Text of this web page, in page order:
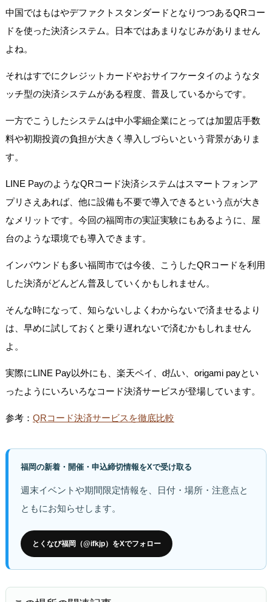
中国ではもはやデファクトスタンダードとなりつつあるQRコー
ドを使った決済システム。日本ではあまりなじみがありません
よね。
それはすでにクレジットカードやおサイフケータイのようなタ
ッチ型の決済システムがある程度、普及しているからです。
一方でこうしたシステムは中小零細企業にとっては加盟店手数
料や初期投資の負担が大きく導入しづらいという背景がありま
す。
LINE PayのようなQRコード決済システムはスマートフォンア
プリさえあれば、他に設備も不要で導入できるという点が大き
なメリットです。今回の福岡市の実証実験にもあるように、屋
台のような環境でも導入できます。
インバウンドも多い福岡市では今後、こうしたQRコードを利用
した決済がどんどん普及していくかもしれません。
そんな時になって、知らないしよくわからないで済ませるより
は、早めに試しておくと乗り遅れないで済むかもしれません
よ。
実際にLINE Pay以外にも、楽天ペイ、d払い、origami payとい
ったようにいろいろなコード決済サービスが登場しています。
参考： QRコード決済サービスを徹底比較
福岡の新着・開催・申込締切情報をXで受け取る
週末イベントや期間限定情報を、日付・場所・注意点と
ともにお知らせします。
とくなび福岡（@ifkjp）をXでフォロー